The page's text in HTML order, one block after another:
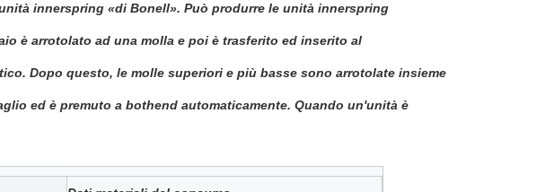
innerspring «di Bonell». Può produrre le unità innerspring
è arrotolato ad una molla e poi è trasferito ed inserito al
Dopo questo, le molle superiori e più basse sono arrotolate insieme
ed è premuto a bothend automaticamente. Quando un'unità è